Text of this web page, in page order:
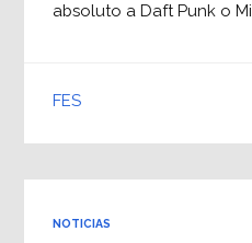
absoluto a Daft Punk o
FES
NOTICIAS